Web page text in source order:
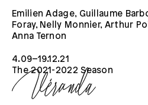
Emilien Adage, Guillaume
Foray, Nelly Monnier, Arthur
Anna Ternon
4.09–19.12.21
The 2021-2022 Season